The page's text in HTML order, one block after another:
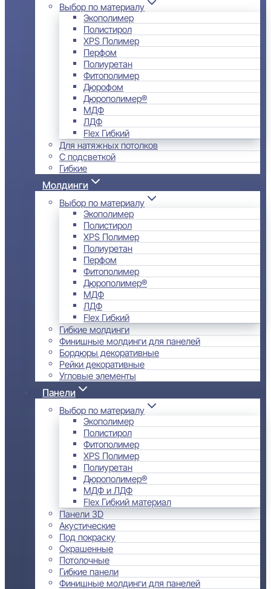
Выбор по материалу
Экополимер
Полистирол
XPS Полимер
Перфом
Полиуретан
Фитополимер
Дюрофом
Дюрополимер®
МДФ
ЛДФ
Flex Гибкий
Для натяжных потолков
С подсветкой
Гибкие
Молдинги
Выбор по материалу
Экополимер
Полистирол
XPS Полимер
Полиуретан
Перфом
Фитополимер
Дюрополимер®
МДФ
ЛДФ
Flex Гибкий
Гибкие молдинги
Финишные молдинги для панелей
Бордюры декоративные
Рейки декоративные
Угловые элементы
Панели
Выбор по материалу
Экополимер
Полистирол
Фитополимер
XPS Полимер
Полиуретан
Дюрополимер®
МДФ и ЛДФ
Flex Гибкий материал
Панели 3D
Акустические
Под покраску
Окрашенные
Потолочные
Гибкие панели
Финишные молдинги для панелей